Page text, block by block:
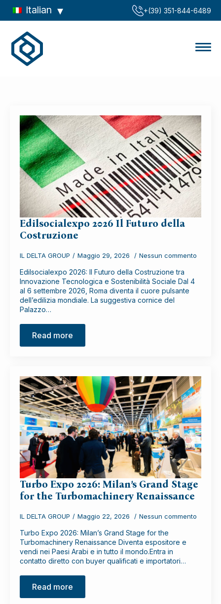
Italian ‪+(39) 351-844-6489‬
notizia:
Edilsocialexpo 2026 Il Futuro della
Costruzione
IL DELTA GROUP Maggio 29, 2026 Nessun commento
Edilsocialexpo 2026: Il Futuro della Costruzione tra
Innovazione Tecnologica e Sostenibilità Sociale Dal 4
al 6 settembre 2026, Roma diventa il cuore pulsante
dell’edilizia mondiale. La suggestiva cornice del
Palazzo…
Read more
Turbo Expo 2026: Milan’s Grand Stage
for the Turbomachinery Renaissance
IL DELTA GROUP Maggio 22, 2026 Nessun commento
Turbo Expo 2026: Milan’s Grand Stage for the
Turbomachinery Renaissance Diventa espositore e
vendi nei Paesi Arabi e in tutto il mondo.Entra in
contatto diretto con buyer qualificati e importatori…
Read more